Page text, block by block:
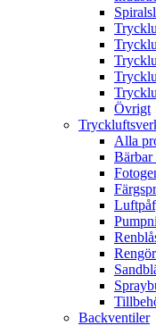
Övrigt
Alla
Backventiler